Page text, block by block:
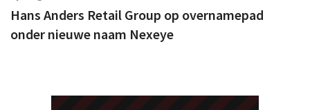
Hans Anders Retail Group op overnamepad
onder nieuwe naam Nexeye